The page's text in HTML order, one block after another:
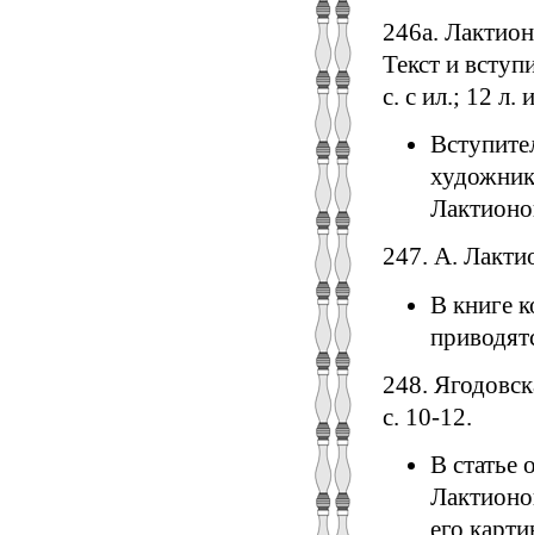
246а.
Текст и
с. с ил.; 12 л.
247. А.
В книге
248.
с. 10-12.
В статье